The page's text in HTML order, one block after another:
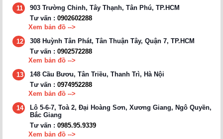
11
903 Trường Chinh, Tây Thạnh, Tân Phú, TP.HCM
Tư vấn : 0902602288
Xem bản đồ -->
12
308 Huỳnh Tân Phát, Tân Thuận Tây, Quận 7, TP.HCM
Tư vấn : 0902572288
Xem bản đồ -->
13
148 Cầu Bươu, Tân Triều, Thanh Trì, Hà Nội
Tư vấn : 0974952288
Xem bản đồ -->
14
Lô 5-6-7, Toà 2, Đại Hoàng Sơn, Xương Giang, Ngô Quyền,
Bắc Giang
Tư vấn : 0985.95.9339
Xem bản đồ -->